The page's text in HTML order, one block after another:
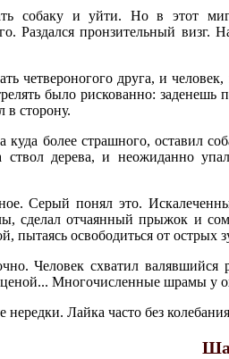
собаку и уйти. Но в этот
Раздался пронзительный визг.
четвероногого друга, и
было рискованно:
в сторону.
куда более страшного, оставил
ствол дерева, и неожиданно
Серый понял это.
сделал отчаянный прыжок и
пытаясь освободиться от острых
Человек схватил
Многочисленные шрамы у
Лайка часто без